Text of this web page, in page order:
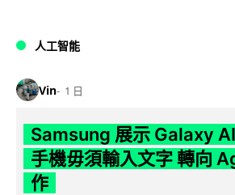
人工智能
Vin 1 日
Samsung 展示 Galaxy
手機毋須輸入文字 轉向
作